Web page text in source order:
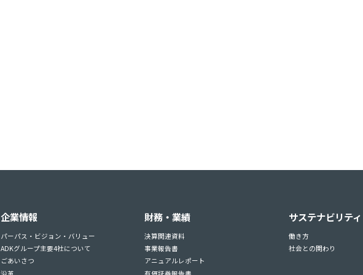
企業情報
パーパス・ビジョン・バリュー
ADKグループ主要4社について
ごあいさつ
財務・業績
決算関連資料
事業報告書
アニュアルレポート
サステナビリティ
働き方
社会との関わり